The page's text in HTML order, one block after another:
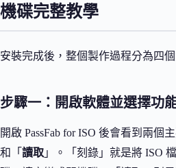
機碟完整教學
安裝完成後，整個製作過程分為四個
步驟一：開啟軟體並選擇功
開啟 PassFab for ISO 後會看到兩個
和「 讀取 」。「刻錄」就是將 ISO